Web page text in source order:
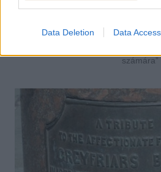
Data Deletion Data Access
„Greyfriars
Elhunyt 1872. január 14-
számára”